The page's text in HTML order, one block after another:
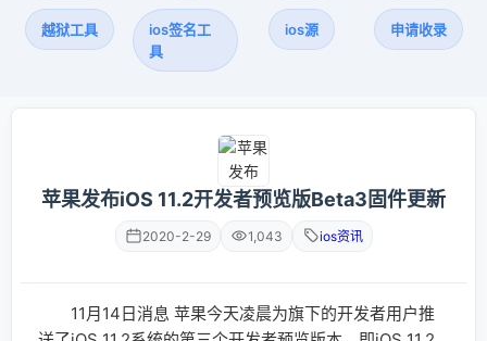
越狱工具
ios签名工
具
ios源 申请收录
苹果发布iOS 11.2开发者预览版Beta3固件更新
2020-2-29 1,043 ios资讯
11月14日消息 苹果今天凌晨为旗下的开发者用户推